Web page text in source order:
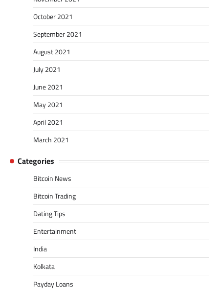
October 2021
September 2021
August 2021
July 2021
June 2021
May 2021
April 2021
March 2021
Categories
Bitcoin News
Bitcoin Trading
Dating Tips
Entertainment
India
Kolkata
Payday Loans